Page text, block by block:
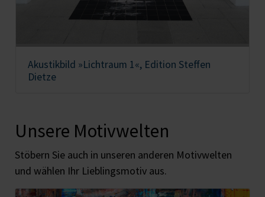
Akustikbild »Lichtraum 1«, Edition Steffen
Dietze
Unsere Motivwelten
Stöbern Sie auch in unseren anderen Motivwelten
und wählen Ihr Lieblingsmotiv aus.